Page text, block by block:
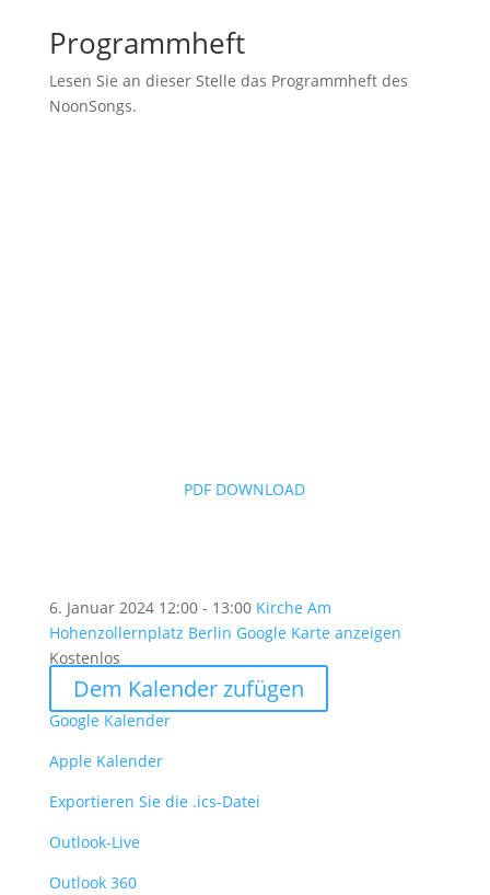
Programmheft
Lesen Sie an dieser Stelle das Programmheft des
NoonSongs.
PDF DOWNLOAD
6. Januar 2024 12:00 - 13:00 Kirche Am
Hohenzollernplatz Berlin Google Karte anzeigen
Kostenlos
Dem Kalender zufügen
Google Kalender
Apple Kalender
Exportieren Sie die .ics-Datei
Outlook-Live
Outlook 360